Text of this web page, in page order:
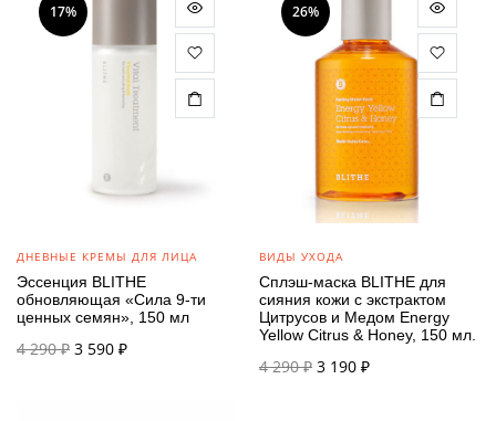
17%
ДНЕВНЫЕ КРЕМЫ ДЛЯ ЛИЦА
Эссенция BLITHE
обновляющая «Сила 9-ти
ценных семян», 150 мл
4 290₽ Первоначальная
3 590 ₽Текущая
26%
ВИДЫ УХОДА
Сплэш-маска BLITHE для
сияния кожи с экстрактом
Цитрусов и Медом Energy
Yellow Citrus & Honey, 150 мл.
4 290₽ Первоначальная
3 190 ₽Текущая